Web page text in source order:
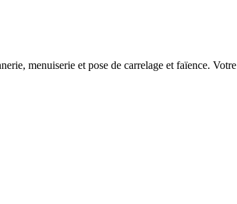
menuiserie et pose de carrelage et faïence. Votre